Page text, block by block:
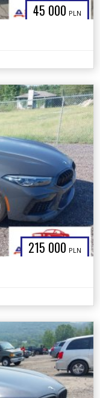
45 000 PLN
215 000 PLN